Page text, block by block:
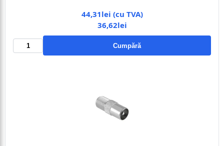
44,31lei (cu TVA)
36,62lei
Cumpără